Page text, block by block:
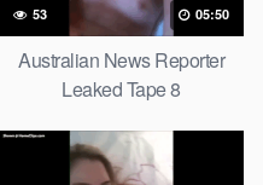
53 05:50
Australian News Reporter
Leaked Tape 8